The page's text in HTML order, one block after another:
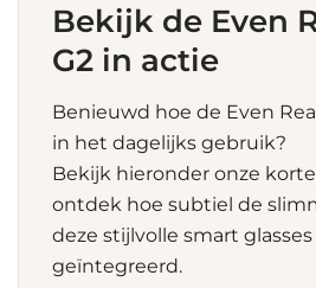
Bekijk de Even
G2 in actie
Benieuwd hoe de Even
in het dagelijks gebruik?
Bekijk hieronder onze
ontdek hoe subtiel de
deze stijlvolle smart glasses
geïntegreerd.